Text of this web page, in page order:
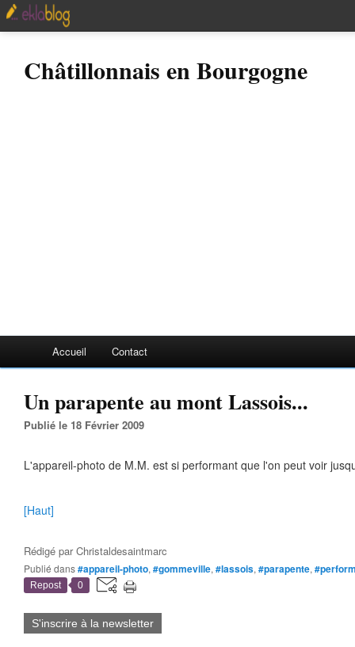
Châtillonnais en Bourgogne
Accueil Contact
Un parapente au mont Lassois...
Publié le 18 Février 2009
L'appareil-photo de M.M. est si performant que l'on peut voir
[Haut]
Rédigé parChristaldesaintmarc
Publié dans#appareil-photo, #gommeville, #lassois, #parapente,
Repost 0
S'inscrire à la newsletter